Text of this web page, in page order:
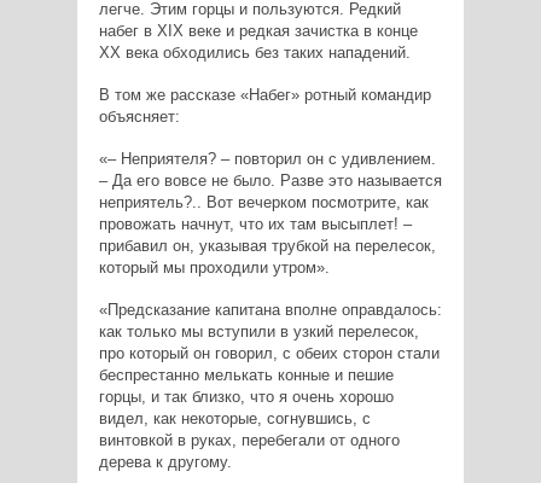
легче. Этим горцы и пользуются. Редкий
набег в XIX веке и редкая зачистка в конце
XX века обходились без таких нападений.
В том же рассказе «Набег» ротный командир
объясняет:
«– Неприятеля? – повторил он с удивлением.
– Да его вовсе не было. Разве это называется
неприятель?.. Вот вечерком посмотрите, как
провожать начнут, что их там высыплет! –
прибавил он, указывая трубкой на перелесок,
который мы проходили утром».
«Предсказание капитана вполне оправдалось:
как только мы вступили в узкий перелесок,
про который он говорил, с обеих сторон стали
беспрестанно мелькать конные и пешие
горцы, и так близко, что я очень хорошо
видел, как некоторые, согнувшись, с
винтовкой в руках, перебегали от одного
дерева к другому.